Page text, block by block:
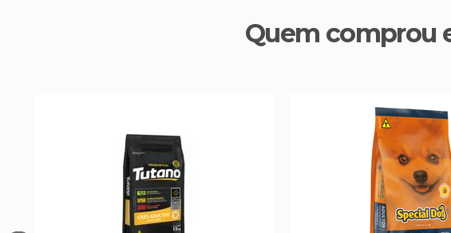
Quem comprou